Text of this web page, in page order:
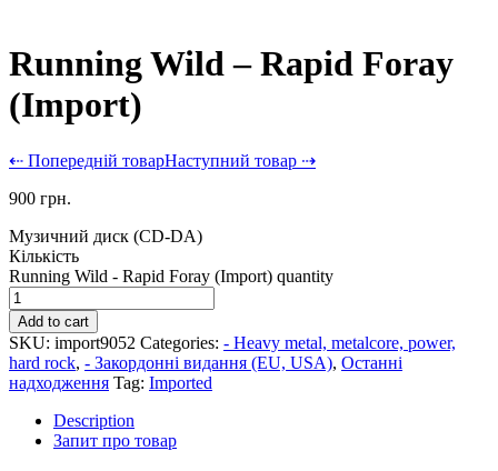
Running Wild – Rapid Foray
(Import)
⇠ Попередній товарНаступний товар ⇢
900 грн.
Музичний диск (CD-DA)
Кількість
Running Wild - Rapid Foray (Import) quantity
Add to cart
SKU: import9052 Categories: - Heavy metal, metalcore, power,
hard rock, - Закордонні видання (EU, USA), Останні
надходження Tag: Imported
Description
Запит про товар